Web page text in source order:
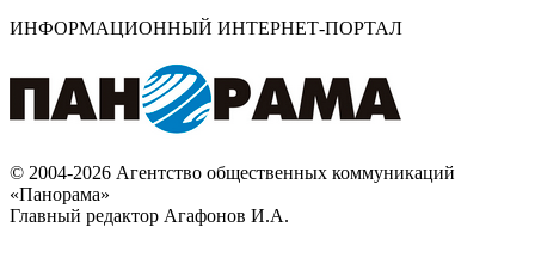
ИНФОРМАЦИОННЫЙ ИНТЕРНЕТ-ПОРТАЛ
© 2004-2026 Агентство общественных коммуникаций
«Панорама»
Главный редактор Агафонов И.А.